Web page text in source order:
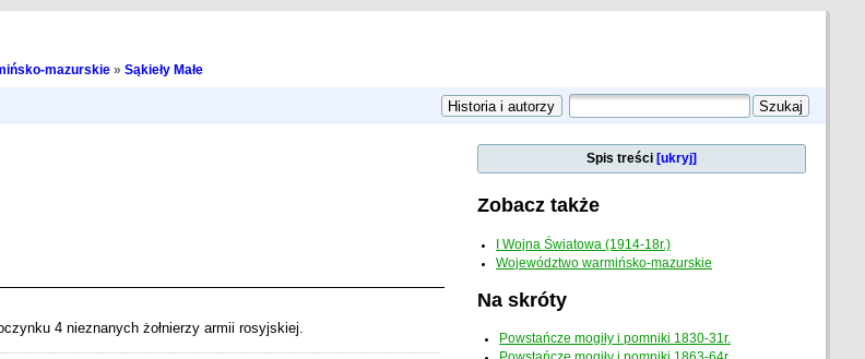
mazurskie» Sąkieły Małe
4 nieznanych żołnierzy armii rosyjskiej.
Spis treści [ukryj]
Zobacz także
I Wojna Światowa (1914-18r.)
Województwo warmińsko-mazurskie
Na skróty
Powstańcze mogiły i pomniki 1830-31r.